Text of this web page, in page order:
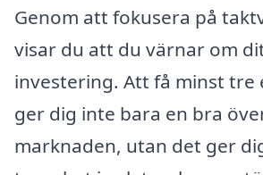
Genom att fokusera på
visar du att du värnar om
investering. Att få minst tre
ger dig inte bara en bra
marknaden, utan det ger